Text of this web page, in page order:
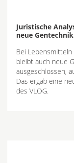
Juristische
neue
Bei Lebensmitteln
bleibt auch neue
ausgeschlossen,
Das ergab eine
des VLOG.